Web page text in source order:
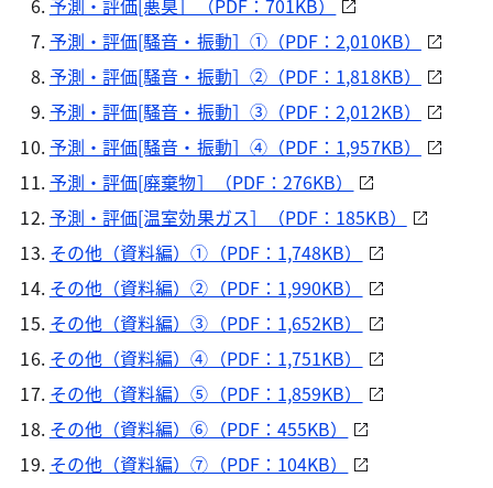
予測・評価[悪臭］（PDF：701KB）
予測・評価[騒音・振動］①（PDF：2,010KB）
予測・評価[騒音・振動］②（PDF：1,818KB）
予測・評価[騒音・振動］③（PDF：2,012KB）
予測・評価[騒音・振動］④（PDF：1,957KB）
予測・評価[廃棄物］（PDF：276KB）
予測・評価[温室効果ガス］（PDF：185KB）
その他（資料編）①（PDF：1,748KB）
その他（資料編）②（PDF：1,990KB）
その他（資料編）③（PDF：1,652KB）
その他（資料編）④（PDF：1,751KB）
その他（資料編）⑤（PDF：1,859KB）
その他（資料編）⑥（PDF：455KB）
その他（資料編）⑦（PDF：104KB）